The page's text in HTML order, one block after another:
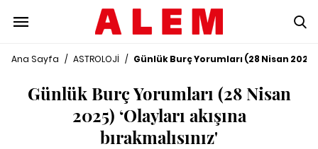
Ana Sayfa / ASTROLOJİ / Günlük Burç Yorumları (28 Nisan 2025)
Günlük Burç Yorumları (28 Nisan
2025) ‘Olayları akışına
bırakmalısınız'